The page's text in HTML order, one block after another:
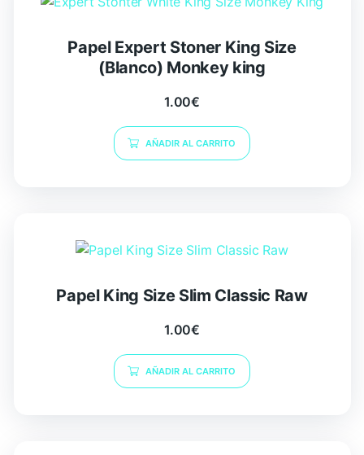
Papel Expert Stoner King Size
(Blanco) Monkey king
1.00€
AÑADIR AL CARRITO
Papel King Size Slim Classic Raw
1.00€
AÑADIR AL CARRITO